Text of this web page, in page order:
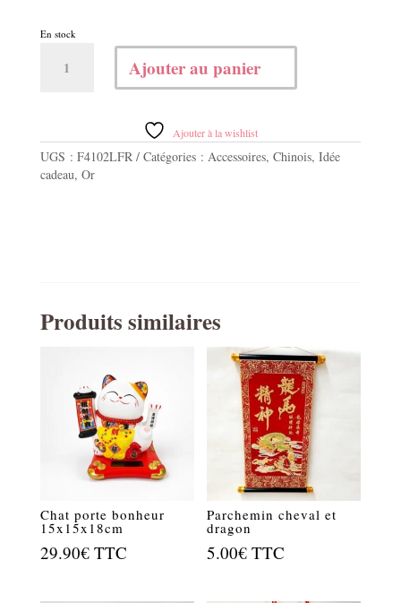
En stock
Ajouter au panier
Ajouter à la wishlist
UGS : F4102LFR Catégories : Accessoires, Chinois, Idée
cadeau, Or
Produits similaires
Chat porte bonheur
15x15x18cm
29.90€ TTC
Parchemin cheval et
dragon
5.00€ TTC